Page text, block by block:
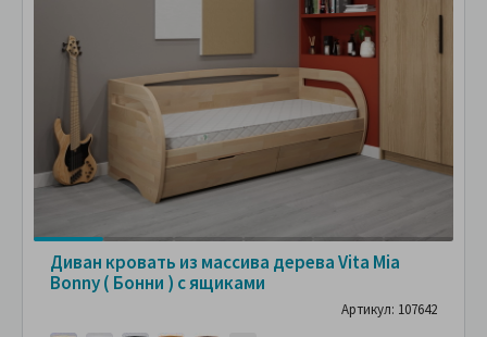
Диван кровать из массива дерева Vita Mia
Bonny ( Бонни ) с ящиками
Артикул: 107642